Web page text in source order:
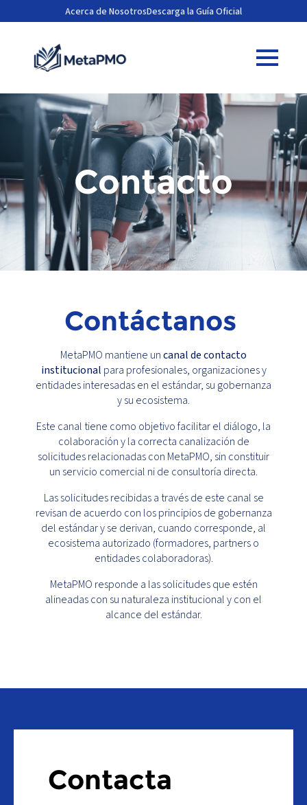
Acerca de NosotrosDescarga la Guía Oficial
Contacto
Contáctanos
MetaPMO mantiene uncanal de contacto
institucional para profesionales, organizaciones y
entidades interesadas en el estándar, su gobernanza
y su ecosistema.
Este canal tiene como objetivo facilitar el diálogo, la
colaboración y la correcta canalización de
solicitudes relacionadas con MetaPMO, sin constituir
un servicio comercial ni de consultoría directa.
Las solicitudes recibidas a través de este canal se
revisan de acuerdo con los principios de gobernanza
del estándar y se derivan, cuando corresponde, al
ecosistema autorizado (formadores, partners o
entidades colaboradoras).
MetaPMO responde a las solicitudes que estén
alineadas con su naturaleza institucional y con el
alcance del estándar.
Contacta